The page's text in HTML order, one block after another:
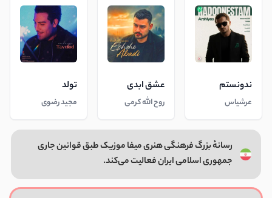
ندونستم
عرشیاس
عشق ابدی
روح الله کرمی
تولد
مجید رضوی
رسانهٔ بزرگ فرهنگی هنری میفا موزیک طبق قوانین جاری
جمهوری اسلامی ایران فعالیت می‌کند.